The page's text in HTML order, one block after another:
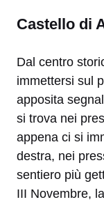
Castello di
Dal centro
immettersi sul
apposita
si trova nei
appena ci si
destra, nei
sentiero più
III Novembre,